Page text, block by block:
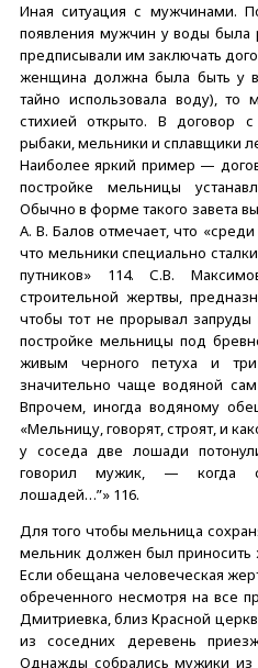
Иная ситуация с мужчинами.
появления мужчин у воды была
предписывали им заключать
женщина должна была быть у
тайно использовала воду), то
стихией открыто. В договор
рыбаки, мельники и сплавщики
Наиболее яркий пример —
постройке мельницы
Обычно в форме такого завета
А. В. Балов отмечает, что
что мельники специально
путников» 114. С.В.
строительной жертвы,
чтобы тот не прорывал
постройке мельницы под
живым черного петуха и
значительно чаще водяной
Впрочем, иногда водяному
«Мельницу, говорят, строят, и
у соседа две лошади
говорил мужик, — когда
лошадей…”» 116.
Для того чтобы мельница
мельник должен был
Если обещана человеческая
обреченного несмотря на все
Дмитриевка, близ Красной
из соседних деревень
Однажды собрались мужики из